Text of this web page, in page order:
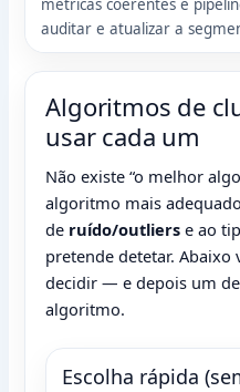
métricas coerentes e
auditar e atualizar a
Algoritmos de
usar cada um
Não existe “o melhor
algoritmo mais
de ruído/outliers e ao
pretende detetar.
decidir — e depois um
algoritmo.
Escolha rápida